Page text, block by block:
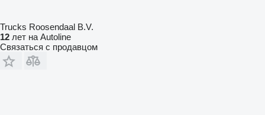
Trucks Roosendaal B.V.
12 лет на Autoline
Связаться с продавцом